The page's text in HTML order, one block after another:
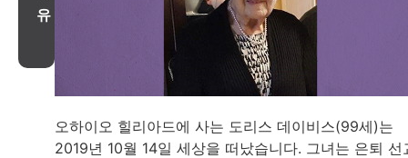
유
오하이오 힐리아드에 사는 도리스 데이비스(99세)는
2019년 10월 14일 세상을 떠났습니다. 그녀는 은퇴 선